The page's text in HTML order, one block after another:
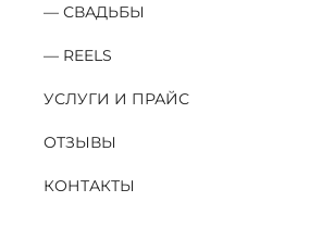
СВАДЬБЫ
REELS
УСЛУГИ И ПРАЙС
ОТЗЫВЫ
КОНТАКТЫ